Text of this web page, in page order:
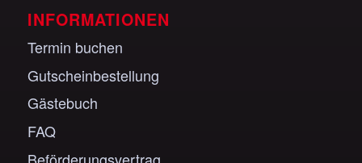
INFORMATIONEN
Termin buchen
Gutscheinbestellung
Gästebuch
FAQ